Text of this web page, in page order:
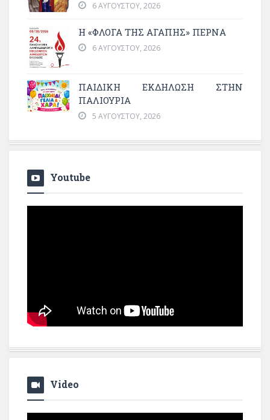
6 ΑΥΓΟΎΣΤΟΥ, 2026
Η «ΦΛΌΓΑ ΤΗΣ ΑΓΆΠΗΣ» ΠΕΡΝΆ
6 ΑΥΓΟΎΣΤΟΥ, 2026
ΠΑΙΔΙΚΗ ΕΚΔΗΛΩΣΗ ΣΤΗΝ
ΠΑΛΙΟΥΡΙΑ
5 ΑΥΓΟΎΣΤΟΥ, 2026
Youtube
Video